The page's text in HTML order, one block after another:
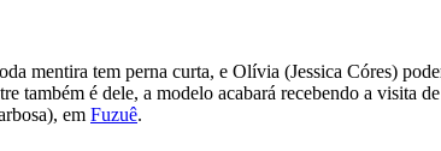
mentira tem perna curta, e Olívia (Jessica Córes)
também é dele, a modelo acabará recebendo a visita
em Fuzuê.